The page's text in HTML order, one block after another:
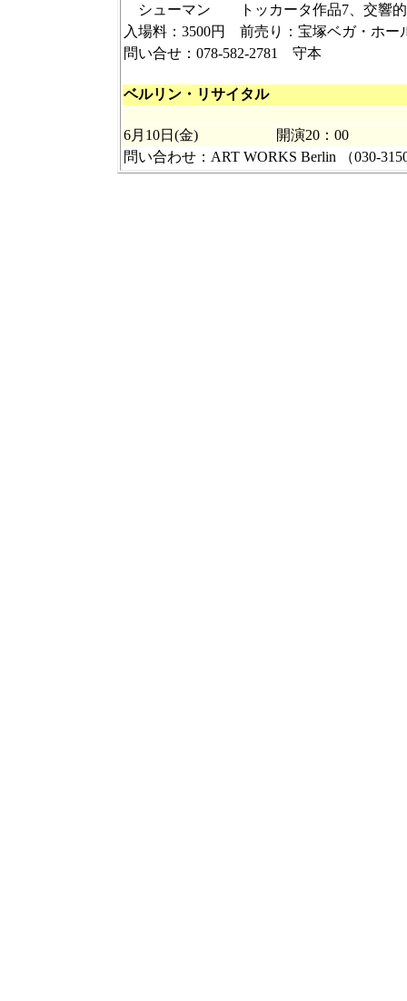
シューマン トッカータ作品7、交響的
入場料：3500円 前売り：宝塚ベガ・ホー
問い合せ：078-582-2781 守本
ベルリン・リサイタル
6月10日(金)
開演20：00
問い合わせ：ART WORKS Berlin （030-